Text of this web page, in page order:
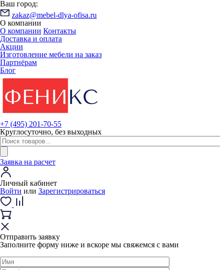
Ваш город:
zakaz@mebel-dlya-ofisa.ru
О компании
О компании Контакты
Доставка и оплата
Акции
Изготовление мебели на заказ
Партнёрам
Блог
+7 (495) 201-70-55
Круглосуточно, без выходных
Заявка на расчет
Личный кабинет
Войти или Зарегистрироваться
Отправить заявку
Заполните форму ниже и вскоре мы свяжемся с вами